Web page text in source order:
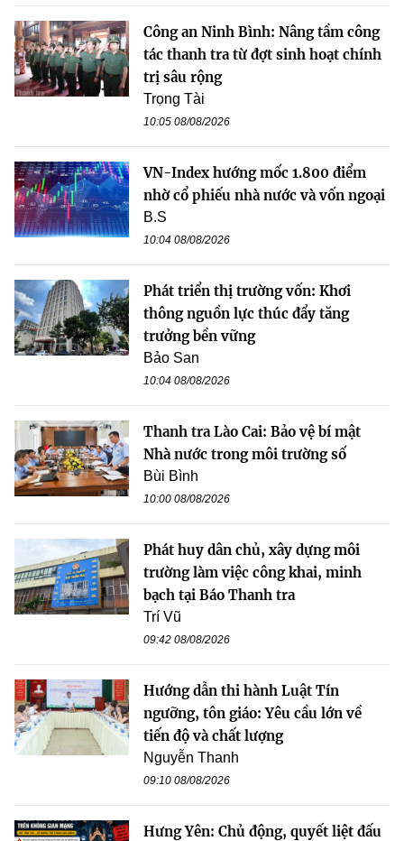
Công an Ninh Bình: Nâng tầm công
tác thanh tra từ đợt sinh hoạt chính
trị sâu rộng
Trọng Tài
10:05 08/08/2026
VN-Index hướng mốc 1.800 điểm
nhờ cổ phiếu nhà nước và vốn ngoại
B.S
10:04 08/08/2026
Phát triển thị trường vốn: Khơi
thông nguồn lực thúc đẩy tăng
trưởng bền vững
Bảo San
10:04 08/08/2026
Thanh tra Lào Cai: Bảo vệ bí mật
Nhà nước trong môi trường số
Bùi Bình
10:00 08/08/2026
Phát huy dân chủ, xây dựng môi
trường làm việc công khai, minh
bạch tại Báo Thanh tra
Trí Vũ
09:42 08/08/2026
Hướng dẫn thi hành Luật Tín
ngưỡng, tôn giáo: Yêu cầu lớn về
tiến độ và chất lượng
Nguyễn Thanh
09:10 08/08/2026
Hưng Yên: Chủ động, quyết liệt đấu